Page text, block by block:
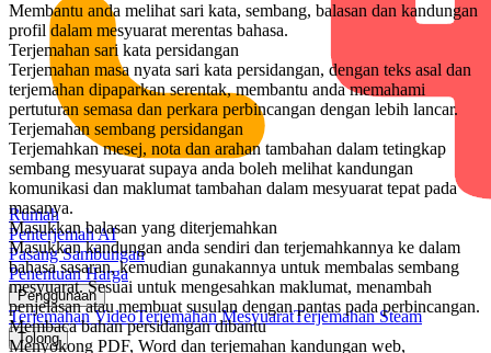
Rumah
Penterjemah AI
Pasang Sambungan
Penentuan Harga
Penggunaan
Terjemahan VideoTerjemahan MesyuaratTerjemahan Steam
Tolong
Membantu anda melihat sari kata, sembang, balasan dan kandungan
profil dalam mesyuarat merentas bahasa.
Terjemahan sari kata persidangan
Terjemahan masa nyata sari kata persidangan, dengan teks asal dan
terjemahan dipaparkan serentak, membantu anda memahami
pertuturan semasa dan perkara perbincangan dengan lebih lancar.
Terjemahan sembang persidangan
Terjemahkan mesej, nota dan arahan tambahan dalam tetingkap
sembang mesyuarat supaya anda boleh melihat kandungan
komunikasi dan maklumat tambahan dalam mesyuarat tepat pada
masanya.
Masukkan balasan yang diterjemahkan
Masukkan kandungan anda sendiri dan terjemahkannya ke dalam
bahasa sasaran, kemudian gunakannya untuk membalas sembang
mesyuarat. Sesuai untuk mengesahkan maklumat, menambah
penjelasan atau membuat susulan dengan pantas pada perbincangan.
Membaca bahan persidangan dibantu
Menyokong PDF, Word dan terjemahan kandungan web,